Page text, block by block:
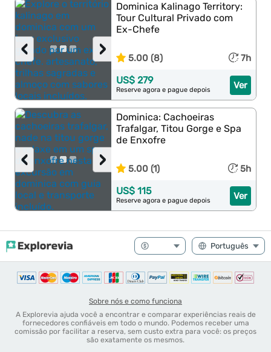
›
‹
Dominica Kalinago Territory:
Tour Cultural Privado com
Ex-Chefe
5.00 (8) 7h
Ver
US$ 279
Reserve agora e pague depois
›
‹
Dominica: Cachoeiras
Trafalgar, Titou Gorge e Spa
de Enxofre
5.00 (1) 5h
Ver
US$ 115
Reserve agora e pague depois
Sobre nós e como funciona
A Explorevia ajuda você a encontrar e comparar experiências reais de
fornecedores confiáveis em todo o mundo. Podemos receber uma
comissão por facilitar a reserva, sem custo extra para você: os preços
são exatamente os mesmos.